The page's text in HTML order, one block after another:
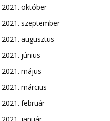
2021. október
2021. szeptember
2021. augusztus
2021. június
2021. május
2021. március
2021. február